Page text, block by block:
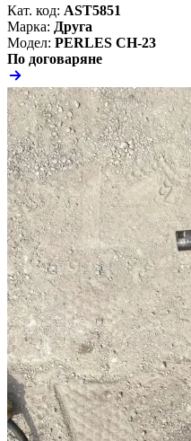
Кат. код: AST5851
Марка: Друга
Модел: PERLES CH-23
По договаряне